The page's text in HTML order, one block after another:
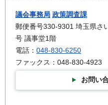
議会事務局 政策調査課
郵便番号330-9301 埼玉県さ
号 議事堂1階
電話： 048-830-6250
ファックス：048-830-4923
お問い